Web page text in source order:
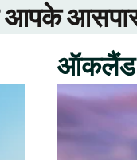
आसपास
ऑकलैंड